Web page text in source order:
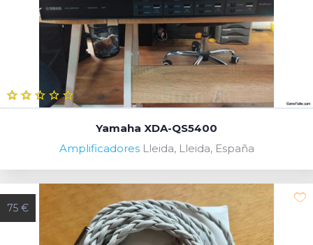
Yamaha XDA-QS5400
Amplificadores Lleida, Lleida, España
75 €